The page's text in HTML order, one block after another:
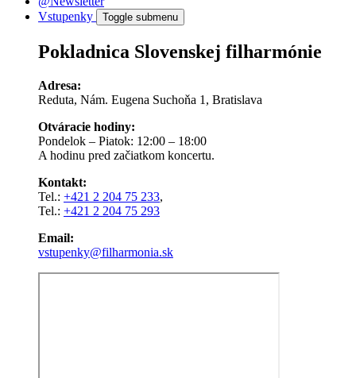
Vstupenky
Toggle submenu
Pokladnica Slovenskej filharmónie
Adresa:
Reduta, Nám. Eugena Suchoňa 1, Bratislava
Otváracie hodiny:
Pondelok – Piatok: 12:00 – 18:00
A hodinu pred začiatkom koncertu.
Kontakt:
Tel.: +421 2 204 75 233,
Tel.: +421 2 204 75 293
Email:
vstupenky@filharmonia.sk